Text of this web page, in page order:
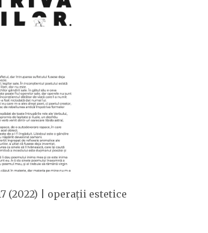
(2022) | operații estetice